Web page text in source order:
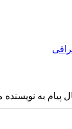
پیام به